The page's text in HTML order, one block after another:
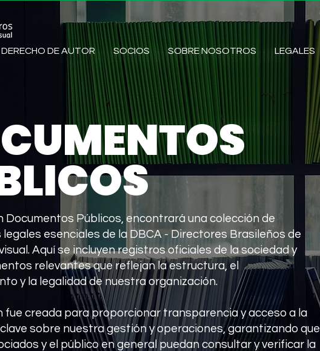
DERECHO DE AUTOR SOCIOS SOBRE NOSOTROS LEGALES
Documentos Públicos, encontrará una colección de
esenciales de la DBCA - Directores Brasileños de
Aquí se incluyen registros oficiales de la sociedad y
relevantes que reflejan la estructura, el
y la legalidad de nuestra organización.
fue creada para proporcionar transparencia y acceso a la
sobre nuestra gestión y operaciones, garantizando que
y el público en general puedan consultar y verificar la